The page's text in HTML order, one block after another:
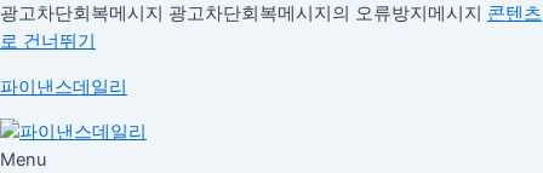
광고차단회복메시지 광고차단회복메시지의 오류방지메시지 콘텐츠
로 건너뛰기
파이낸스데일리
Menu